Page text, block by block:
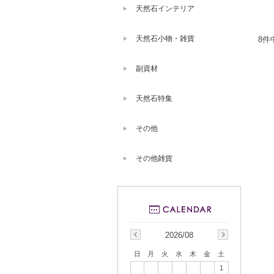
8件
天然石インテリア
天然石小物・雑貨
副資材
天然石特集
その他
その他雑貨
2026/08
日 月 火 水 木 金
土
1